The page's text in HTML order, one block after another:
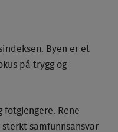
Byen er et
på trygg og
fotgjengere. Rene
samfunnsansvar